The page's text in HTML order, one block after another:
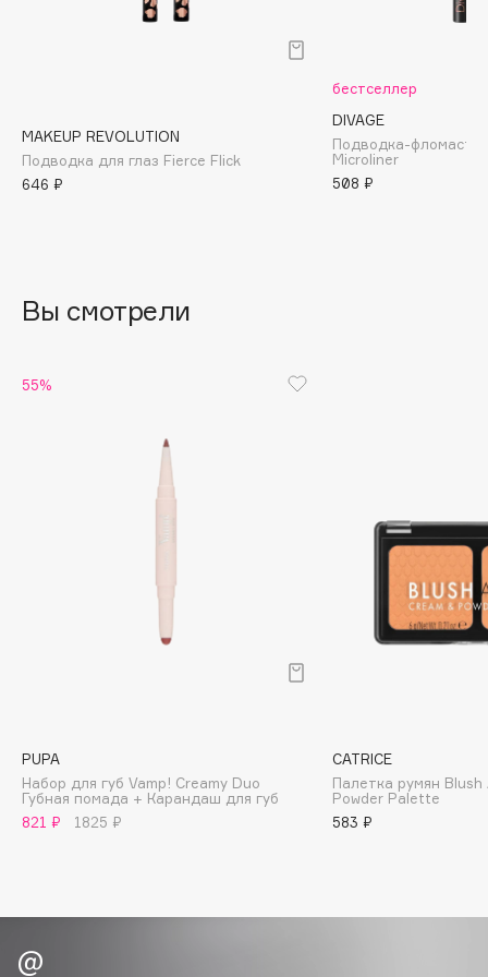
Banderas
Basicare
Beautyblades
НОВИНКА
Boadicea The Victorious
Brunello Cucinelli
Bvlgari
by TERRY
MAKEUP REVOLUTION
Подводка для глаз Fierce Flick
646 ₽
бестселлер
DIVAGE
Подводка-
Microliner
508 ₽
Вы смотрели
55%
PUPA
Набор для губ Vamp! Creamy Duo
Губная помада + Карандаш для губ
821 ₽
1825 ₽
CATRICE
Палетка румян
Powder Palette
583 ₽